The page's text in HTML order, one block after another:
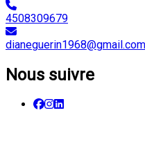
4508309679
dianeguerin1968@gmail.com
Nous suivre